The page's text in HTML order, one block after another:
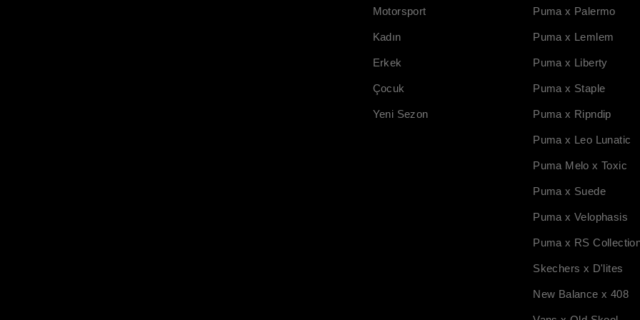
Motorsport
Kadın
Erkek
Çocuk
Yeni Sezon
Puma x Palermo
Puma x Lemlem
Puma x Liberty
Puma x Staple
Puma x Ripndip
Puma x Leo Lunatic
Puma Melo x Toxic
Puma x Suede
Puma x Velophasis
Puma x RS
Skechers x D'lites
New Balance x 408